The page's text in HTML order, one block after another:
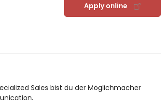
Apply online
Sales bist du der Möglichmacher